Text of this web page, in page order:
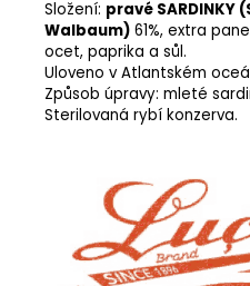
Složení: pravé SARDINKY
Walbaum) 61%, extra
ocet, paprika a sůl.
Uloveno v Atlantském
Způsob úpravy: mleté
Sterilovaná rybí konzerva.